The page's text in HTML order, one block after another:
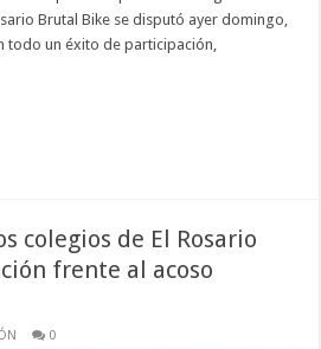
Brutal Bike se disputó ayer domingo,
todo un éxito de participación,
colegios de El Rosario
frente al acoso
0